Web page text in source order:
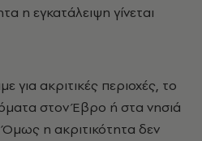
η εγκατάλειψη γίνεται
για ακριτικές περιοχές, το
στον Έβρο ή στα νησιά
Όμως η ακριτικότητα δεν